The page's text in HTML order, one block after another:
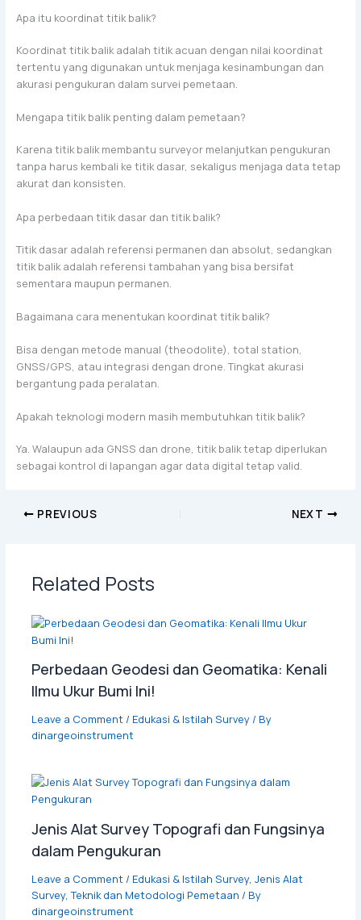
Apa itu koordinat titik balik?
Koordinat titik balik adalah titik acuan dengan nilai koordinat
tertentu yang digunakan untuk menjaga kesinambungan dan
akurasi pengukuran dalam survei pemetaan.
Mengapa titik balik penting dalam pemetaan?
Karena titik balik membantu surveyor melanjutkan pengukuran
tanpa harus kembali ke titik dasar, sekaligus menjaga data tetap
akurat dan konsisten.
Apa perbedaan titik dasar dan titik balik?
Titik dasar adalah referensi permanen dan absolut, sedangkan
titik balik adalah referensi tambahan yang bisa bersifat
sementara maupun permanen.
Bagaimana cara menentukan koordinat titik balik?
Bisa dengan metode manual (theodolite), total station,
GNSS/GPS, atau integrasi dengan drone. Tingkat akurasi
bergantung pada peralatan.
Apakah teknologi modern masih membutuhkan titik balik?
Ya. Walaupun ada GNSS dan drone, titik balik tetap diperlukan
sebagai kontrol di lapangan agar data digital tetap valid.
PREVIOUS NEXT
Related Posts
Perbedaan Geodesi dan Geomatika: Kenali
Ilmu Ukur Bumi Ini!
Leave a Comment/ Edukasi & Istilah Survey/ By
dinargeoinstrument
Jenis Alat Survey Topografi dan Fungsinya
dalam Pengukuran
Leave a Comment/ Edukasi & Istilah Survey, Jenis Alat
Survey,Teknik dan Metodologi Pemetaan / By
dinargeoinstrument